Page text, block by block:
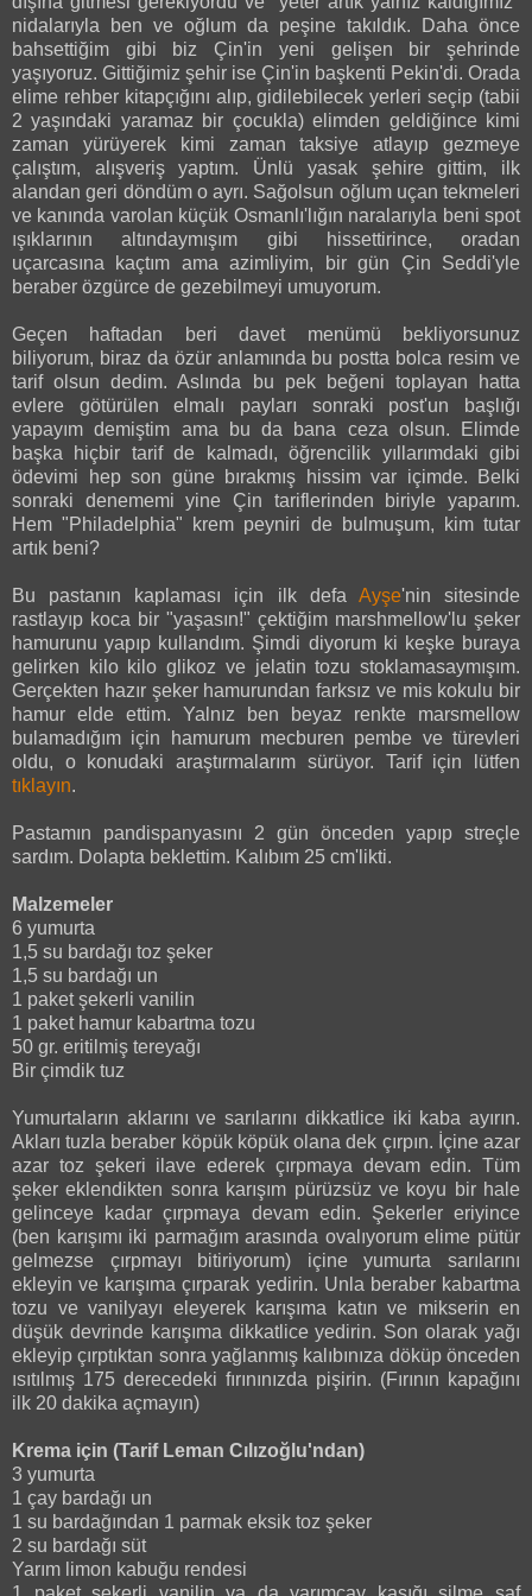
nidalarıyla ben ve oğlum da peşine takıldık. Daha önce
bahsettiğim gibi biz Çin'in yeni gelişen bir şehrinde
yaşıyoruz. Gittiğimiz şehir ise Çin'in başkenti Pekin'di. Orada
elime rehber kitapçığını alıp, gidilebilecek yerleri seçip (tabii
2 yaşındaki yaramaz bir çocukla) elimden geldiğince kimi
zaman yürüyerek kimi zaman taksiye atlayıp gezmeye
çalıştım, alışveriş yaptım. Ünlü yasak şehire gittim, ilk
alandan geri döndüm o ayrı. Sağolsun oğlum uçan tekmeleri
ve kanında varolan küçük Osmanlı'lığın naralarıyla beni spot
ışıklarının altındaymışım gibi hissettirince, oradan
uçarcasına kaçtım ama azimliyim, bir gün Çin Seddi'yle
beraber özgürce de gezebilmeyi umuyorum.
Geçen haftadan beri davet menümü bekliyorsunuz
biliyorum, biraz da özür anlamında bu postta bolca resim ve
tarif olsun dedim. Aslında bu pek beğeni toplayan hatta
evlere götürülen elmalı payları sonraki post'un başlığı
yapayım demiştim ama bu da bana ceza olsun. Elimde
başka hiçbir tarif de kalmadı, öğrencilik yıllarımdaki gibi
ödevimi hep son güne bırakmış hissim var içimde. Belki
sonraki denememi yine Çin tariflerinden biriyle yaparım.
Hem "Philadelphia" krem peyniri de bulmuşum, kim tutar
artık beni?
Bu pastanın kaplaması için ilk defa Ayşe'nin sitesinde
rastlayıp koca bir "yaşasın!" çektiğim marshmellow'lu şeker
hamurunu yapıp kullandım. Şimdi diyorum ki keşke buraya
gelirken kilo kilo glikoz ve jelatin tozu stoklamasaymışım.
Gerçekten hazır şeker hamurundan farksız ve mis kokulu bir
hamur elde ettim. Yalnız ben beyaz renkte marsmellow
bulamadığım için hamurum mecburen pembe ve türevleri
oldu, o konudaki araştırmalarım sürüyor. Tarif için lütfen
tıklayın.
Pastamın pandispanyasını 2 gün önceden yapıp streçle
sardım. Dolapta beklettim. Kalıbım 25 cm'likti.
Malzemeler
6 yumurta
1,5 su bardağı toz şeker
1,5 su bardağı un
1 paket şekerli vanilin
1 paket hamur kabartma tozu
50 gr. eritilmiş tereyağı
Bir çimdik tuz
Yumurtaların aklarını ve sarılarını dikkatlice iki kaba ayırın.
Akları tuzla beraber köpük köpük olana dek çırpın. İçine azar
azar toz şekeri ilave ederek çırpmaya devam edin. Tüm
şeker eklendikten sonra karışım pürüzsüz ve koyu bir hale
gelinceye kadar çırpmaya devam edin. Şekerler eriyince
(ben karışımı iki parmağım arasında ovalıyorum elime pütür
gelmezse çırpmayı bitiriyorum) içine yumurta sarılarını
ekleyin ve karışıma çırparak yedirin. Unla beraber kabartma
tozu ve vanilyayı eleyerek karışıma katın ve mikserin en
düşük devrinde karışıma dikkatlice yedirin. Son olarak yağı
ekleyip çırptıktan sonra yağlanmış kalıbınıza döküp önceden
ısıtılmış 175 derecedeki fırınınızda pişirin. (Fırının kapağını
ilk 20 dakika açmayın)
Krema için (Tarif Leman Cılızoğlu'ndan)
3 yumurta
1 çay bardağı un
1 su bardağından 1 parmak eksik toz şeker
2 su bardağı süt
Yarım limon kabuğu rendesi